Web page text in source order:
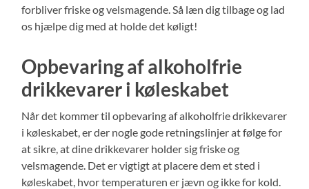
forbliver friske og velsmagende. Så læn dig tilbage og lad
os hjælpe dig med at holde det køligt!
Opbevaring af alkoholfrie
drikkevarer i køleskabet
Når det kommer til opbevaring af alkoholfrie drikkevarer
i køleskabet, er der nogle gode retningslinjer at følge for
at sikre, at dine drikkevarer holder sig friske og
velsmagende. Det er vigtigt at placere dem et sted i
køleskabet, hvor temperaturen er jævn og ikke for kold.